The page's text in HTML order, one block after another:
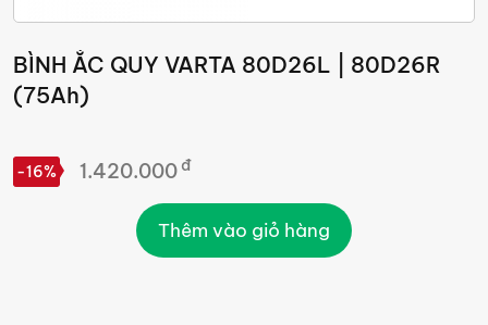
BÌNH ẮC QUY VARTA 80D26L | 80D26R
(75Ah)
-16% 1.420.000 đ
Thêm vào giỏ hàng